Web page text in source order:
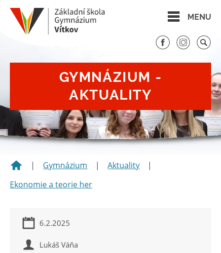
MENU
GYMNÁZIUM -
AKTUALITY
| Gymnázium | Aktuality
|
Ekonomie a teorie her
6.2.2025
Lukáš Váňa